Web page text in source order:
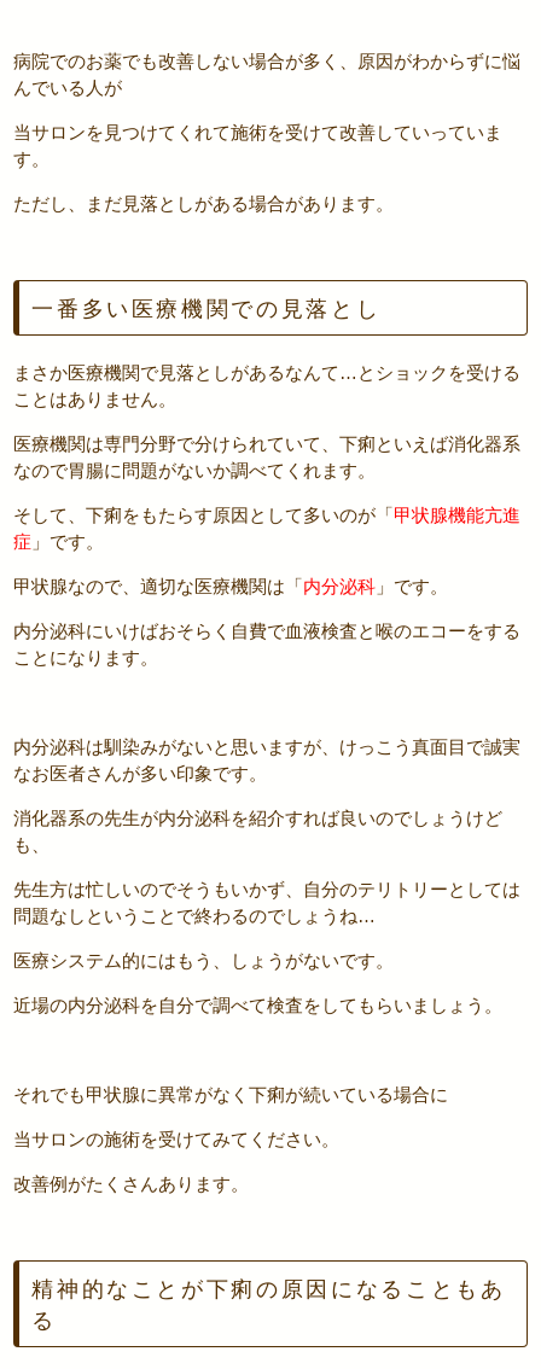
病院でのお薬でも改善しない場合が多く、原因がわからずに悩
んでいる人が
当サロンを見つけてくれて施術を受けて改善していっていま
す。
ただし、まだ見落としがある場合があります。
一番多い医療機関での見落とし
まさか医療機関で見落としがあるなんて…とショックを受ける
ことはありません。
医療機関は専門分野で分けられていて、下痢といえば消化器系
なので胃腸に問題がないか調べてくれます。
そして、下痢をもたらす原因として多いのが「 甲状腺機能亢進
症 」です。
甲状腺なので、適切な医療機関は「 内分泌科 」です。
内分泌科にいけばおそらく自費で血液検査と喉のエコーをする
ことになります。
内分泌科は馴染みがないと思いますが、けっこう真面目で誠実
なお医者さんが多い印象です。
消化器系の先生が内分泌科を紹介すれば良いのでしょうけど
も、
先生方は忙しいのでそうもいかず、自分のテリトリーとしては
問題なしということで終わるのでしょうね…
医療システム的にはもう、しょうがないです。
近場の内分泌科を自分で調べて検査をしてもらいましょう。
それでも甲状腺に異常がなく下痢が続いている場合に
当サロンの施術を受けてみてください。
改善例がたくさんあります。
精神的なことが下痢の原因になることもあ
る